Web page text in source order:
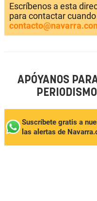
Escríbenos a esta
para contactar
APÓYANOS
Suscríbete gratis a
las alertas de